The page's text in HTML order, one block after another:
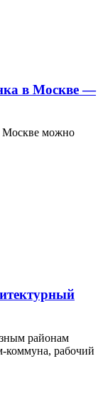
в Москве —
Москве можно
районам
коммуна, рабочий